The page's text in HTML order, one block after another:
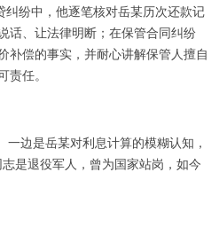
纠纷中，他逐笔核对岳某历次还款记
话、让法律明断；在保管合同纠纷
补偿的事实，并耐心讲解保管人擅自
责任。
一边是岳某对利息计算的模糊认知，
志是退役军人，曾为国家站岗，如今